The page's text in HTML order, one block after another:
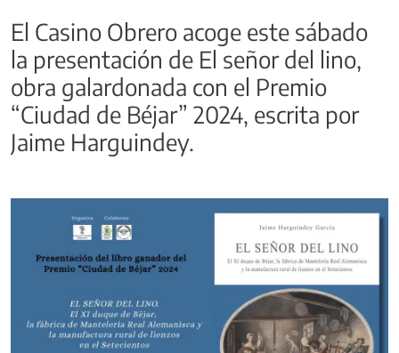
El Casino Obrero acoge este sábado
la presentación de El señor del lino,
obra galardonada con el Premio
“Ciudad de Béjar” 2024, escrita por
Jaime Harguindey.